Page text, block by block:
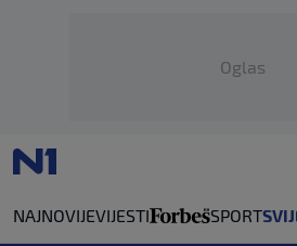
Oglas
NAJNOVIJEVIJESTI SPORT